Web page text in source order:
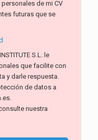
de mi CV
futuras que se
S.L. le
que facilite con
y darle respuesta.
de datos a
nuestra